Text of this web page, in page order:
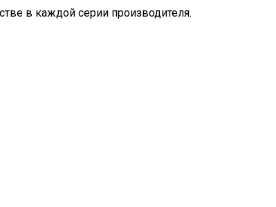
в каждой серии производителя.